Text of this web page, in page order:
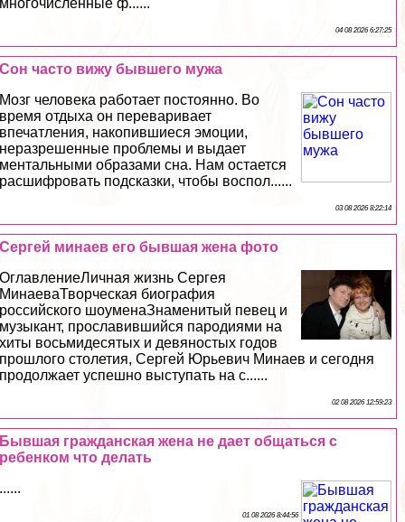
04 08 2026 6:27:25
Сон часто вижу бывшего мужа
Мозг человека работает постоянно. Во
время отдыха он переваривает
впечатления, накопившиеся эмоции,
неразрешенные проблемы и выдает
ментальными образами сна. Нам остается
расшифровать подсказки, чтобы воспол......
03 08 2026 8:22:14
Сергeй минаев его бывшая жена фото
ОглавлениеЛичная жизнь Сергея
МинаеваТворческая биография
российского шоуменаЗнаменитый певец и
музыкант, прославившийся пародиями на
хиты восьмидесятых и девяностых годов
прошлого столетия, Сергeй Юрьевич Минаев и сегодня
продолжает успешно выступать на с......
02 08 2026 12:59:23
Бывшая гражданская жена не дает общаться с
ребенком что делать
......
01 08 2026 8:44:56